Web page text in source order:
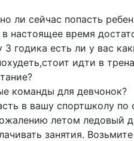
ли сейчас попасть
настоящее время
годика есть ли у вас
идти в
команды для девчонок?
в вашу спортшколу
летом ледовый
занятия.